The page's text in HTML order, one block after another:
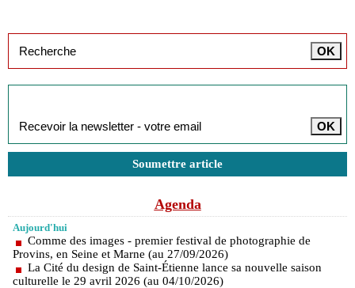
Soumettre article
Agenda
Aujourd'hui
Comme des images - premier festival de photographie de
Provins, en Seine et Marne (au 27/09/2026)
La Cité du design de Saint-Étienne lance sa nouvelle saison
culturelle le 29 avril 2026 (au 04/10/2026)